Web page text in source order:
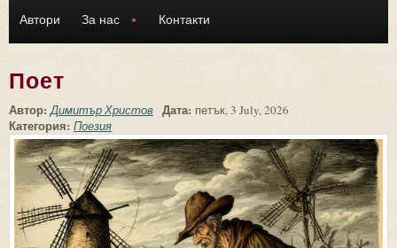
Автори За нас Контакти
Поет
Автор:Димитър Христов Дата: петък, 3 July, 2026
Категория: Поезия